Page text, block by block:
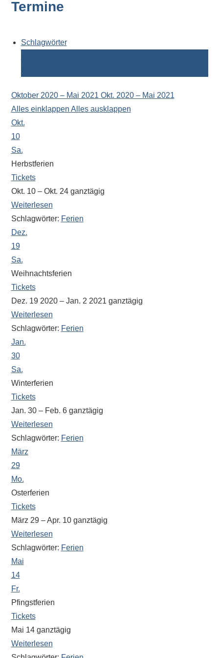
Kontaktdaten,
Zusammensetzung
oder
zur
Ausstattung
der
wir
versuchen
auf
alle
Fragen
Antworten
zu
bieten.
Daneben
gibt
es
viele
Aktivitäten
an
unserer
Schule.
Ob
Sprach-,
Mathematik-
oder
Sportwettkampf,
Musik-
oder
oder
Reise
–
unsere
Schülerinnen
und
Schüler
sind
dabei!
Sollten
Sie
einmal
Termine
Schlagwörter
Oktober 2020 – Mai 2021 Okt. 2020 – Mai 2021
Alles einklappen Alles ausklappen
Okt.
10
Sa.
Herbstferien
Tickets
Okt. 10 – Okt. 24 ganztägig
Weiterlesen
Schlagwörter: Ferien
Dez.
19
Sa.
Weihnachtsferien
Tickets
Dez. 19 2020 – Jan. 2 2021 ganztägig
Weiterlesen
Schlagwörter: Ferien
Jan.
30
Sa.
Winterferien
Tickets
Jan. 30 – Feb. 6 ganztägig
Weiterlesen
Schlagwörter: Ferien
März
29
Mo.
Osterferien
Tickets
März 29 – Apr. 10 ganztägig
Weiterlesen
Schlagwörter: Ferien
Mai
14
Fr.
Pfingstferien
Tickets
Mai 14 ganztägig
Weiterlesen